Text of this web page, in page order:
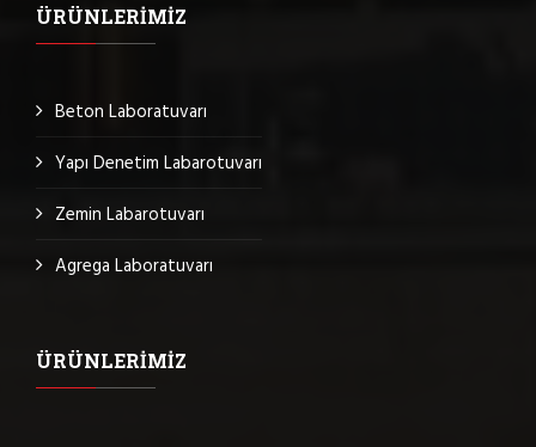
ÜRÜNLERIMIZ
Beton Laboratuvarı
Yapı Denetim Labarotuvarı
Zemin Labarotuvarı
Agrega Laboratuvarı
ÜRÜNLERIMIZ